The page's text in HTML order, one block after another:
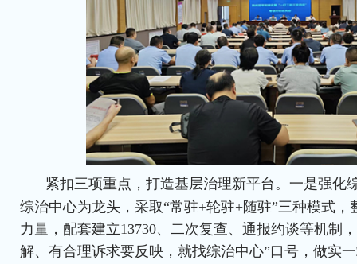
紧扣三项重点，打造基层治理新平台。一是强化
综治中心为龙头，采取“常驻+轮驻+随驻”三种模式
力量，配套建立13730、二次复查、通报约谈等机制
解、有合理诉求要反映，就找综治中心”口号，做实